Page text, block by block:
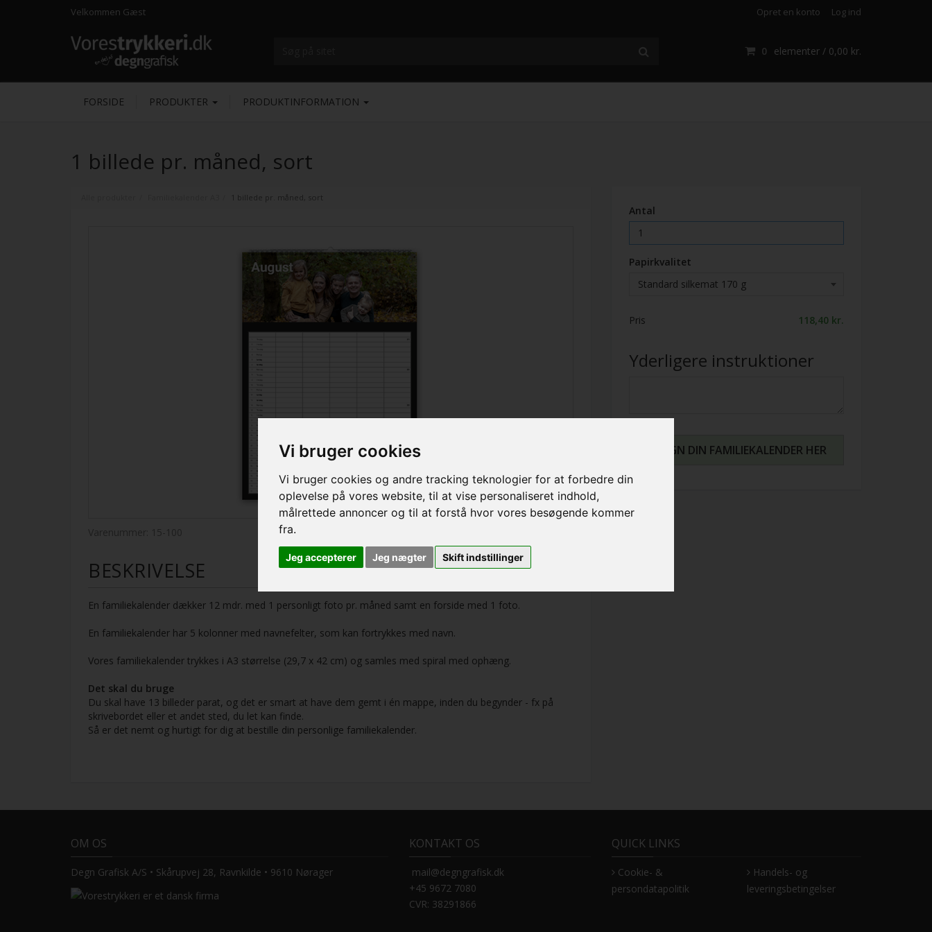
Vi bruger cookies
Vi bruger cookies og andre tracking teknologier for at forbedre din
oplevelse på vores website, til at vise personaliseret indhold,
målrettede annoncer og til at forstå hvor vores besøgende kommer
fra.
Jeg accepterer Jeg nægter Skift indstillinger
Velkommen Gæst Opret en konto Log ind
0 elementer / 0,00 kr.
FORSIDE PRODUKTER PRODUKTINFORMATION
1 billede pr. måned, sort
Antal
Papirkvalitet
Pris 118,40 kr.
Yderligere instruktioner
1 billede pr. måned, sort
BESKRIVELSE
En familiekalender dækker 12 mdr. med 1 personligt foto pr. måned samt en forside med 1 foto.
En familiekalender har 5 kolonner med navnefelter, som kan fortrykkes med navn.
Vores familiekalender trykkes i A3 størrelse (29,7 x 42 cm) og samles med spiral med ophæng.
Det skal du bruge
Du skal have 13 billeder parat, og det er smart at have dem gemt i én mappe, inden du begynder - fx på
skrivebordet eller et andet sted, du let kan finde.
Så er det nemt og hurtigt for dig at bestille din personlige familiekalender.
OM OS
Degn Grafisk A/S • Skårupvej 28, Ravnkilde • 9610 Nørager
KONTAKT OS
mail@degngrafisk.dk
+45 9672 7080
CVR: 38291866
QUICK LINKS
Cookie- &
persondatapolitik
Handels- og
leveringsbetingelser